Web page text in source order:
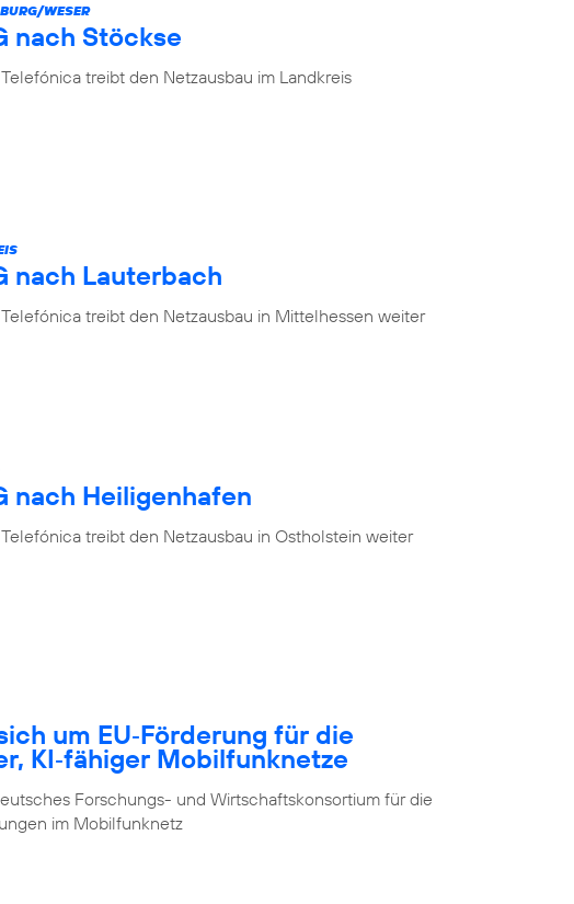
WESER
nach Stöckse
Telefónica treibt den Netzausbau im Landkreis
nach Lauterbach
Telefónica treibt den Netzausbau in Mittelhessen weiter
nach Heiligenhafen
Telefónica treibt den Netzausbau in Ostholstein weiter
um EU‑Förderung für die
KI‑fähiger Mobilfunknetze
Forschungs- und Wirtschaftskonsortium für die
im Mobilfunknetz